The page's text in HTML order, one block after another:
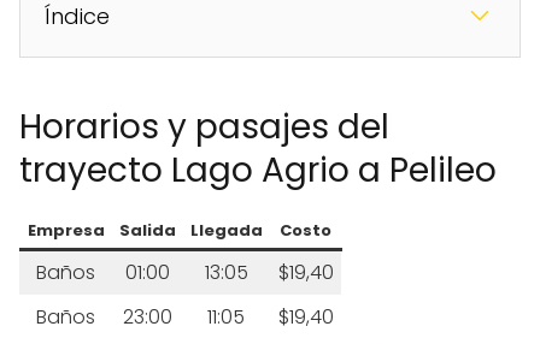
Índice
Horarios y pasajes del
trayecto Lago Agrio a Pelileo
Empresa Salida Llegada Costo
Baños 01:00 13:05
$19,40
Baños
23:00 11:05 $19,40